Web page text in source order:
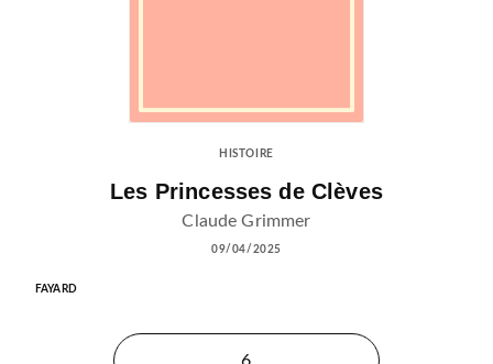
HISTOIRE
Les Princesses de Clèves
Claude Grimmer
09/04/2025
FAYARD